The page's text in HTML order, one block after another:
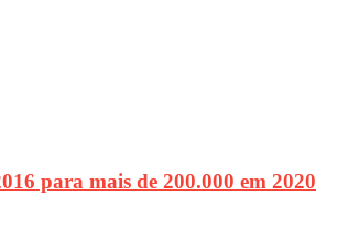
para mais de 200.000 em 2020